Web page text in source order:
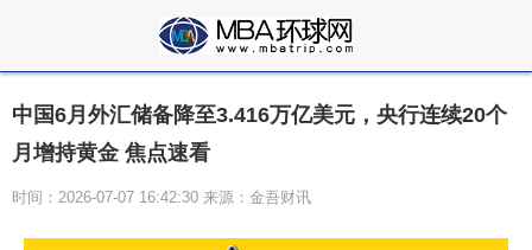
中国6月外汇储备降至3.416万亿美元，央行连续20个
月增持黄金 焦点速看
时间：2026-07-07 16:42:30 来源：金吾财讯